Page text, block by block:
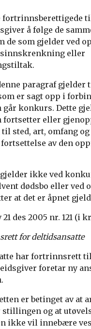
fortrinnsberettigede
å følge de
de som gjelder ved
eller
paragraf gjelder
er sagt opp i
konkurs. Dette
eller
sted, art, omfang
fortsettelse av den
gjelder ikke ved
dødsbo eller ved
at det er åpnet
des 2005 nr. 121 (i
for deltidsansatte
har fortrinnsrett
foretar ny
er betinget av at
og at
ikke vil innebære